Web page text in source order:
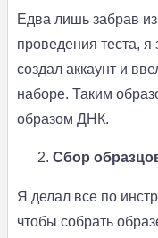
Едва лишь забрав
проведения теста,
создал аккаунт и
наборе. Таким
образом ДНК.
Сбор
Я делал все по
чтобы собрать